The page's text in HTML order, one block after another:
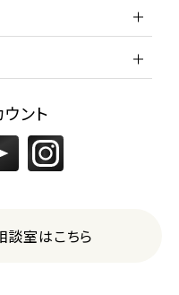
ント
室はこちら